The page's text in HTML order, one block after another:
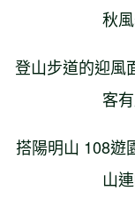
秋
登山步道的迎風
客
搭陽明山 108遊
山